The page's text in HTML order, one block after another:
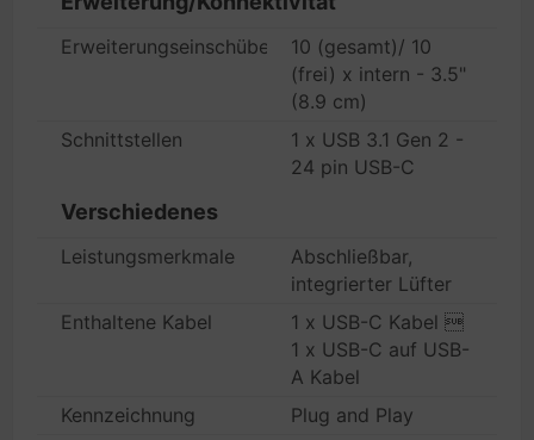
Erweiterungseinschübe
10 (gesamt)/ 10
(frei) x intern - 3.5"
(8.9 cm)
Schnittstellen
1 x USB 3.1 Gen 2 -
24 pin USB-C
Verschiedenes
Leistungsmerkmale
Abschließbar,
integrierter Lüfter
Enthaltene Kabel
1 x USB-C Kabel 
1 x USB-C auf USB-
A Kabel
Kennzeichnung
Plug and Play